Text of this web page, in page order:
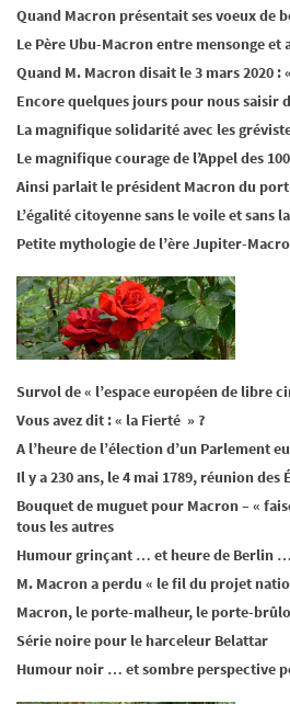
Quand Macron présentait ses voeux de
Le Père Ubu-Macron entre mensonge et
Quand M. Macron disait le 3 mars 2020 :
Encore quelques jours pour nous saisir
La magnifique solidarité avec les
Le magnifique courage de l’Appel des
Ainsi parlait le président Macron du
L’égalité citoyenne sans le voile et sans
Petite mythologie de l’ère Jupiter-
Survol de « l’espace européen de libre
Vous avez dit : « la Fierté » ?
A l’heure de l’élection d’un Parlement
Il y a 230 ans, le 4 mai 1789, réunion des
Bouquet de muguet pour Macron – «
tous les autres
Humour grinçant … et heure de Berlin
M. Macron a perdu « le fil du projet
Macron, le porte-malheur, le porte-
Série noire pour le harceleur Belattar
Humour noir … et sombre perspective